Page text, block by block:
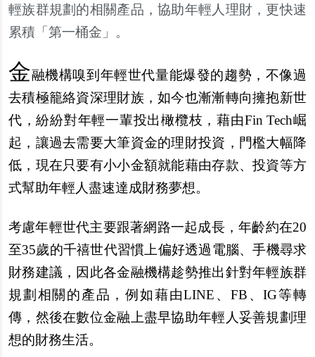
輕族群規劃的相關產品，協助年輕人理財，更快速
累積「第一桶金」。
金融機構嗅到年輕世代量能爆發的趨勢，不像過
去積極籠絡資深理財族，如今也漸漸轉向擁抱新世
代，紛紛對年輕一輩投出橄欖枝，藉由Fin Tech崛
起，讓過去需要大筆資金的理財投資，門檻大幅降
低，現在只要有小小金額就能藉由存款、投資等方
式幫助年輕人盡速達成財務夢想。
考慮年輕世代主要跟著網路一起成長，年齡約在20
至35歲的千禧世代習慣上偏好透過電腦、手機尋求
財務建議，因此各金融機構趁勢推出針對年輕族群
規劃相關的產品，例如藉由LINE、FB、IG等轉
傳，然後在數位金融上盡早協助年輕人妥善規劃理
想的財務生活。